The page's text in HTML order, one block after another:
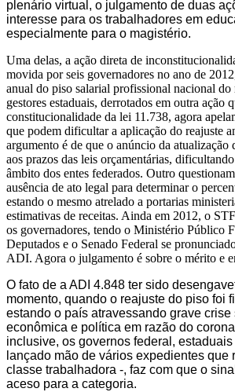
plenário virtual, o julgamento de duas
interesse para os trabalhadores em
especialmente para o magistério.
Uma delas, a ação direta de
movida por seis governadores no ano de
anual do piso salarial profissional nacional do
gestores estaduais, derrotados em outra ação
constitucionalidade da lei 11.738, agora
que podem dificultar a aplicação do reajuste
argumento é de que o anúncio da atualização
aos prazos das leis orçamentárias,
âmbito dos entes federados. Outro
ausência de ato legal para determinar o
estando o mesmo atrelado a portarias
estimativas de receitas. Ainda em 2012, o
os governadores, tendo o Ministério Público
Deputados e o Senado Federal se
ADI. Agora o julgamento é sobre o mérito e
O fato de a ADI 4.848 ter sido
momento, quando o reajuste do piso foi
estando o país atravessando grave crise
econômica e política em razão do
inclusive, os governos federal,
lançado mão de vários expedientes que
classe trabalhadora -, faz com que o
aceso para a categoria.